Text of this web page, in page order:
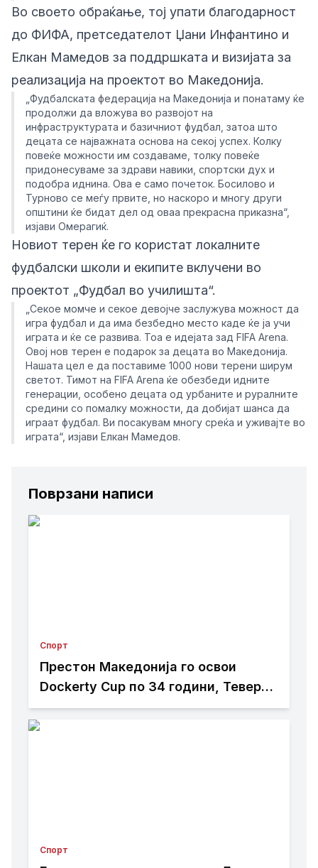
Во своето обраќање, тој упати благодарност
до ФИФА, претседателот Џани Инфантино и
Елкан Мамедов за поддршката и визијата за
реализација на проектот во Македонија.
„Фудбалската федерација на Македонија и понатаму ќе
продолжи да вложува во развојот на
инфраструктурата и базичниот фудбал, затоа што
децата се најважната основа на секој успех. Колку
повеќе можности им создаваме, толку повеќе
придонесуваме за здрави навики, спортски дух и
подобра иднина. Ова е само почеток. Босилово и
Турново се меѓу првите, но наскоро и многу други
општини ќе бидат дел од оваа прекрасна приказна“,
изјави Омерагиќ.
Новиот терен ќе го користат локалните
фудбалски школи и екипите вклучени во
проектот „Фудбал во училишта“.
„Секое момче и секое девојче заслужува можност да
игра фудбал и да има безбедно место каде ќе ја учи
играта и ќе се развива. Тоа е идејата зад FIFA Arena.
Овој нов терен е подарок за децата во Македонија.
Нашата цел е да поставиме 1000 нови терени ширум
светот. Тимот на FIFA Arena ќе обезбеди идните
генерации, особено децата од урбаните и руралните
средини со помалку можности, да добијат шанса да
играат фудбал. Ви посакувам многу среќа и уживајте во
играта“, изјави Елкан Мамедов.
Поврзани написи
Спорт
Престон Македонија го освои
Dockerty Cup по 34 години, Тевере
прогласен за најдобар играч
Спорт